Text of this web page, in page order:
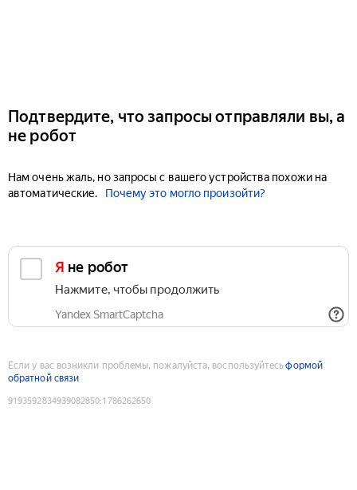
Подтвердите, что запросы отправляли вы, а
не робот
Нам очень жаль, но запросы с вашего устройства похожи на
автоматические.
Почему это могло произойти?
Я не робот
Нажмите, чтобы продолжить
Yandex SmartCaptcha
Если у вас возникли проблемы, пожалуйста, воспользуйтесьформой
обратной связи
9193592834939082850:1786262650